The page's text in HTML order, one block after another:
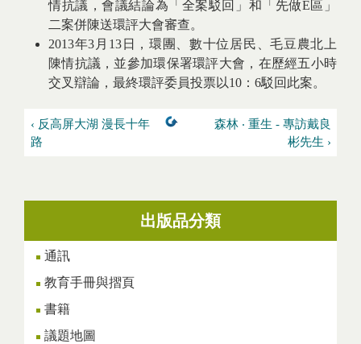
情抗議，會議結論為「全案駁回」和「先做E區」
二案併陳送環評大會審查。
2013年3月13日，環團、數十位居民、毛豆農北上
陳情抗議，並參加環保署環評大會，在歷經五小時
交叉辯論，最終環評委員投票以10：6駁回此案。
‹ 反高屏大湖 漫長十年
路
森林 ‧ 重生 - 專訪戴良
彬先生 ›
出版品分類
通訊
教育手冊與摺頁
書籍
議題地圖